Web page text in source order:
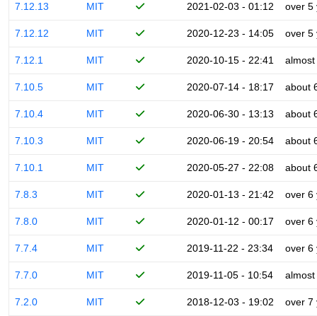
7.12.13 MIT 2021-02-03 - 01:12 over 5
7.12.12 MIT 2020-12-23 - 14:05 over 5
7.12.1 MIT 2020-10-15 - 22:41
7.10.5 MIT 2020-07-14 - 18:17 about
7.10.4 MIT 2020-06-30 - 13:13 about
7.10.3 MIT 2020-06-19 - 20:54 about
7.10.1 MIT 2020-05-27 - 22:08 about
7.8.3 MIT 2020-01-13 - 21:42 over 6
7.8.0 MIT 2020-01-12 - 00:17 over 6
7.7.4 MIT 2019-11-22 - 23:34 over 6
7.7.0 MIT 2019-11-05 - 10:54
7.2.0 MIT 2018-12-03 - 19:02 over 7